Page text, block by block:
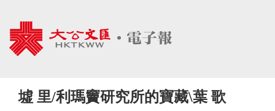
墟 里/利瑪竇研究所的寶藏\葉 歌